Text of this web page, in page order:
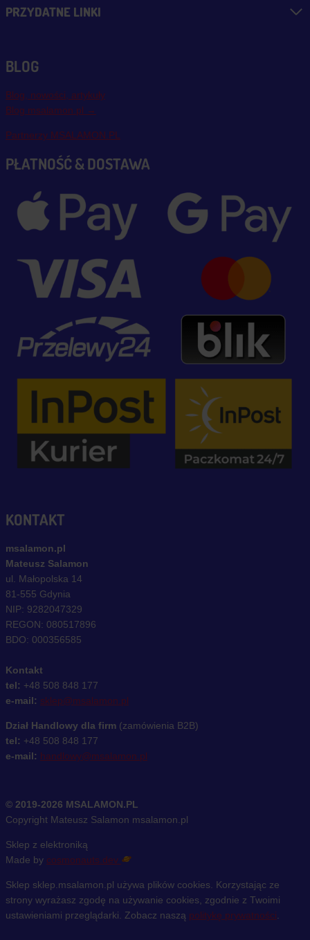
PRZYDATNE LINKI
BLOG
Blog, nowości, artykuły
Blog msalamon.pl →
Partnerzy MSALAMON.PL
PŁATNOŚĆ & DOSTAWA
KONTAKT
msalamon.pl
Mateusz Salamon
ul. Małopolska 14
81-555 Gdynia
NIP: 9282047329
REGON: 080517896
BDO: 000356585
Kontakt
tel: +48 508 848 177
e-mail: sklep@msalamon.pl
Dział Handlowy dla firm (zamówienia B2B)
tel: +48 508 848 177
e-mail: handlowy@msalamon.pl
© 2019-2026 MSALAMON.PL
Copyright Mateusz Salamon msalamon.pl
Sklep z elektroniką
Made by cosmonauts.dev
Sklep sklep.msalamon.pl używa plików cookies. Korzystając ze
strony wyrażasz zgodę na używanie cookies, zgodnie z Twoimi
ustawieniami przeglądarki. Zobacz naszą politykę prywatności